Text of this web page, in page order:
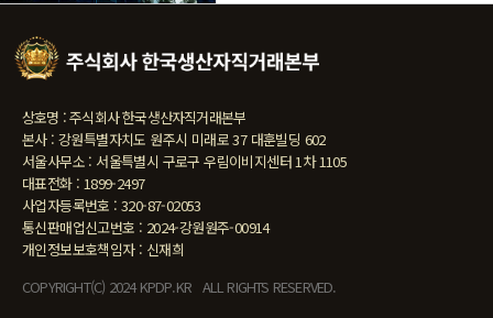
상호명 : 주식회사 한국생산자직거래본부
본사 : 강원특별자치도 원주시 미래로 37 대훈빌딩 602
서울사무소 : 서울특별시 구로구 우림이비지센터 1차 1105
대표전화 : 1899-2497
사업자등록번호 : 320-87-02053
통신판매업신고번호 : 2024-강원원주-00914
개인정보보호책임자 : 신재희
COPYRIGHT(C) 2024 KPDP.KR ALL RIGHTS RESERVED.